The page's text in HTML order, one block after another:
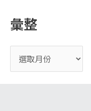
彙整